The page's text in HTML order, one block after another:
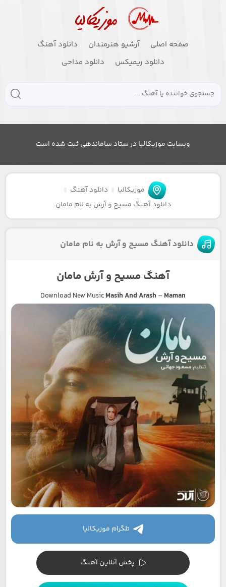
صفحه اصلی آرشیو هنرمندان
دانلود آهنگ
دانلود ریمیکس
دانلود مداحی
وبسایت موزیکالیا در ستاد ساماندهی ثبت شده است
موزیکالیا
دانلود آهنگ
دانلود آهنگ مسیح و آرش به نام مامان
دانلود آهنگ مسیح و آرش به نام مامان
آهنگ مسیح و آرش مامان
Download New MusicMasih And Arash – Maman
تلگرام موزیکالیا
پخش آنلاین آهنگ